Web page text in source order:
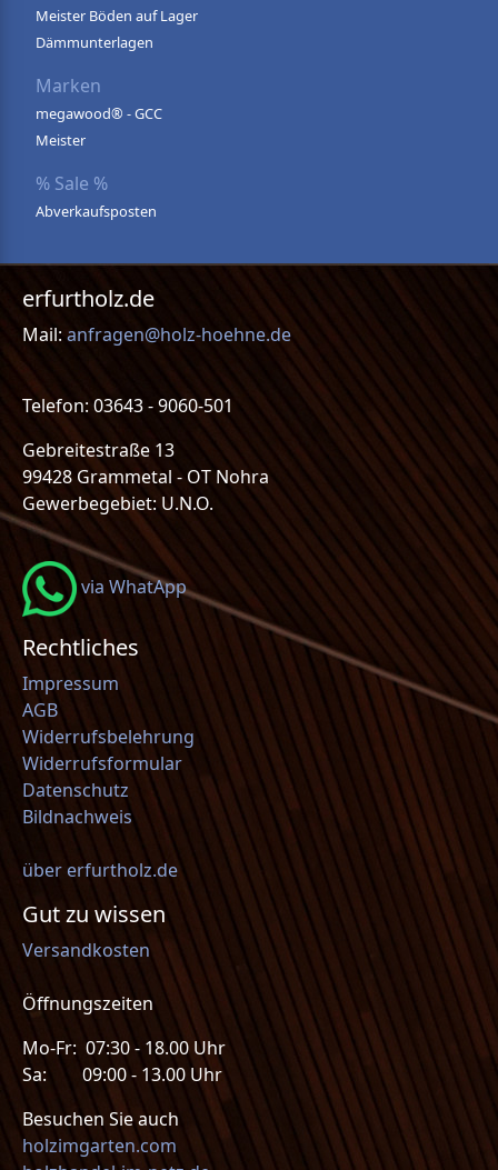
Meister Böden auf Lager
Dämmunterlagen
Marken
megawood® - GCC
Meister
% Sale %
Abverkaufsposten
erfurtholz.de
Mail: anfragen@holz-hoehne.de
Telefon: 03643 - 9060-501
Gebreitestraße 13
99428 Grammetal - OT Nohra
Gewerbegebiet: U.N.O.
via WhatApp
Rechtliches
Impressum
AGB
Widerrufsbelehrung
Widerrufsformular
Datenschutz
Bildnachweis
über erfurtholz.de
Gut zu wissen
Versandkosten
Öffnungszeiten
Mo-Fr: 07:30 - 18.00 Uhr
Sa: 09:00 - 13.00 Uhr
Besuchen Sie auch
holzimgarten.com